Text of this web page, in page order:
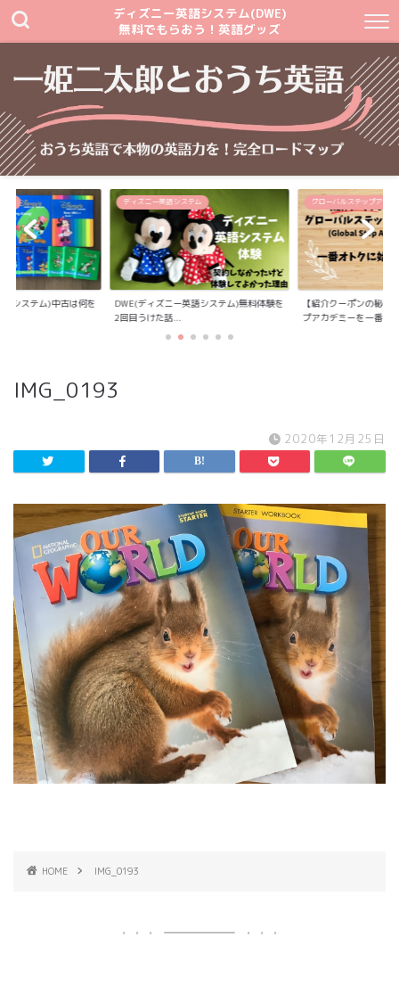
ディズニー英語システム(DWE)
無料でもらおう！英語グッズ
システム)中古は何を
ディズニー英語システム
DWE(ディズニー英語システム)無料体験を
2回目うけた話...
グローバルステップアカデ
【紹介クーポンの秘密
プアカデミーを一番...
IMG_0193
2020年12月25日
HOME IMG_0193